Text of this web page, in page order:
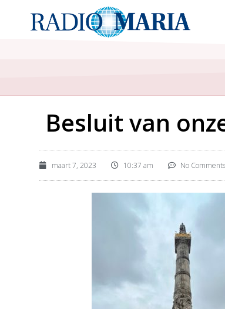
Besluit van
maart 7, 2023 10:37 am No Comments